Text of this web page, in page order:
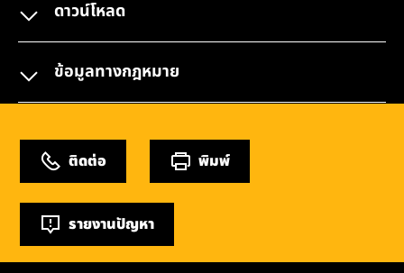
ดาวน์โหลด
ข้อมูลทางกฎหมาย
ติดต่อ พิมพ์
รายงานปัญหา